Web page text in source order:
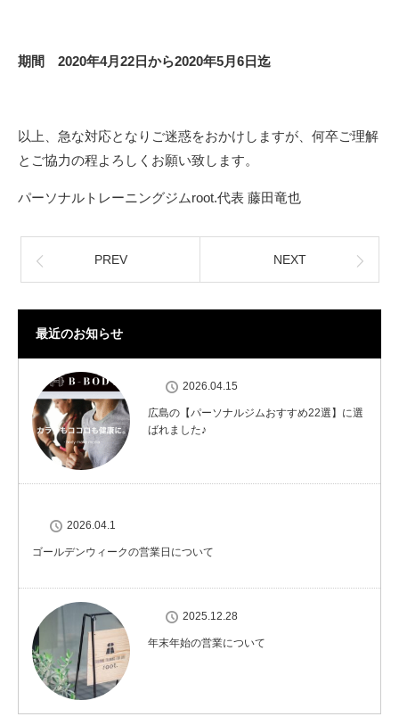
期間 2020年4月22日から2020年5月6日迄
以上、急な対応となりご迷惑をおかけしますが、何卒ご理解
とご協力の程よろしくお願い致します。
パーソナルトレーニングジムroot.代表 藤田竜也
PREV NEXT
最近のお知らせ
2026.04.15
広島の【パーソナルジムおすすめ22選】に選
ばれました♪
2026.04.1
ゴールデンウィークの営業日について
2025.12.28
年末年始の営業について